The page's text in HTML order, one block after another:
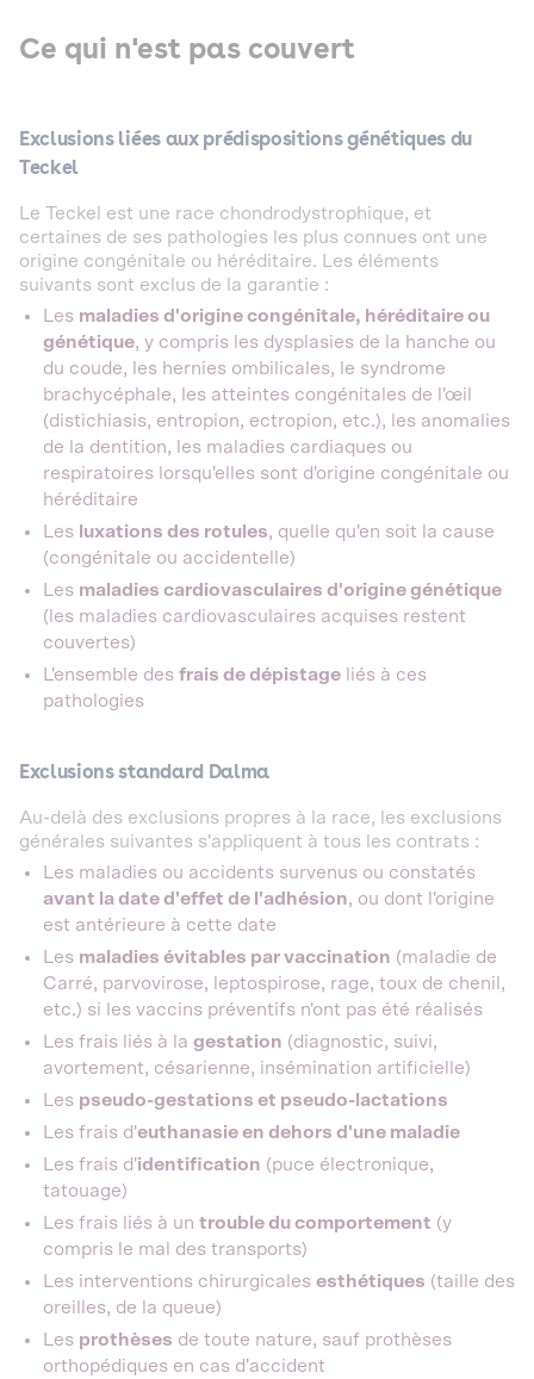
Ce qui n'est pas couvert
Exclusions liées aux prédispositions génétiques du
Teckel
Le Teckel est une race chondrodystrophique, et
certaines de ses pathologies les plus connues ont une
origine congénitale ou héréditaire. Les éléments
suivants sont exclus de la garantie :
Les maladies d'origine congénitale, héréditaire ou
génétique, y compris les dysplasies de la hanche ou
du coude, les hernies ombilicales, le syndrome
brachycéphale, les atteintes congénitales de l'œil
(distichiasis, entropion, ectropion, etc.), les anomalies
de la dentition, les maladies cardiaques ou
respiratoires lorsqu'elles sont d'origine congénitale ou
héréditaire
Les luxations des rotules, quelle qu'en soit la cause
(congénitale ou accidentelle)
Les maladies cardiovasculaires d'origine génétique
(les maladies cardiovasculaires acquises restent
couvertes)
L'ensemble des frais de dépistage liés à ces
pathologies
Exclusions standard Dalma
Au-delà des exclusions propres à la race, les exclusions
générales suivantes s'appliquent à tous les contrats :
Les maladies ou accidents survenus ou constatés
avant la date d'effet de l'adhésion, ou dont l'origine
est antérieure à cette date
Les maladies évitables par vaccination (maladie de
Carré, parvovirose, leptospirose, rage, toux de chenil,
etc.) si les vaccins préventifs n'ont pas été réalisés
Les frais liés à la gestation (diagnostic, suivi,
avortement, césarienne, insémination artificielle)
Les pseudo-gestations et pseudo-lactations
Les frais d'euthanasie en dehors d'une maladie
Les frais d'identification (puce électronique,
tatouage)
Les frais liés à un trouble du comportement (y
compris le mal des transports)
Les interventions chirurgicales esthétiques (taille des
oreilles, de la queue)
Les prothèses de toute nature, sauf prothèses
orthopédiques en cas d'accident